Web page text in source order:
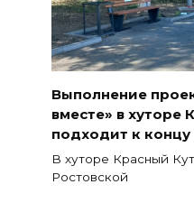
Выполнение
вместе» в хуторе
подходит к концу
В хуторе Красный
Ростовской